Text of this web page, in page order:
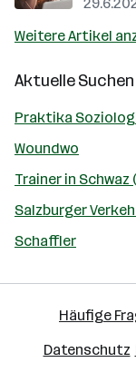
Weitere Artikel
Aktuelle
Praktika
Woundwo
Trainer in Schwaz
Salzburger
Schaffler
Häufige
Datenschutz